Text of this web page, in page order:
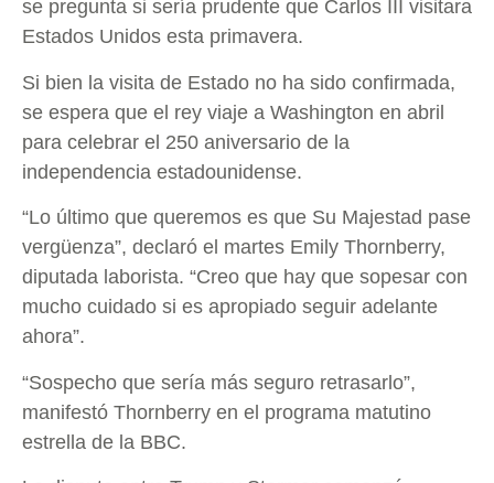
se pregunta si sería prudente que Carlos III visitara
Estados Unidos esta primavera.
Si bien la visita de Estado no ha sido confirmada,
se espera que el rey viaje a Washington en abril
para celebrar el 250 aniversario de la
independencia estadounidense.
“Lo último que queremos es que Su Majestad pase
vergüenza”, declaró el martes Emily Thornberry,
diputada laborista. “Creo que hay que sopesar con
mucho cuidado si es apropiado seguir adelante
ahora”.
“Sospecho que sería más seguro retrasarlo”,
manifestó Thornberry en el programa matutino
estrella de la BBC.